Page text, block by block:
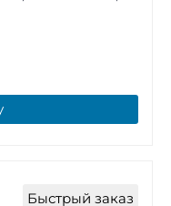
Быстрый заказ